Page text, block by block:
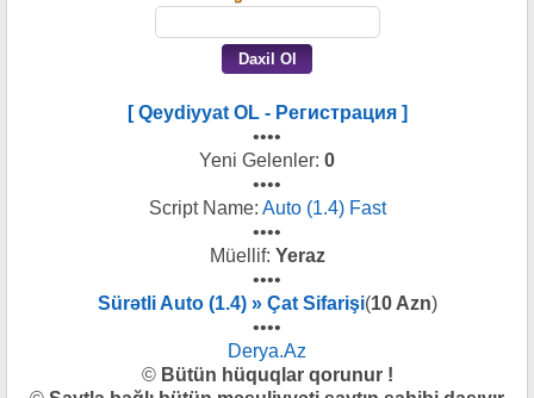
[ Qeydiyyat OL - Регистрация ]
••••
Yeni Gelenler: 0
••••
Script Name: Auto (1.4) Fast
••••
Müellif: Yeraz
••••
Sürətli Auto (1.4) » Çat Sifarişi(10 Azn)
••••
Derya.Az
© Bütün hüquqlar qorunur !